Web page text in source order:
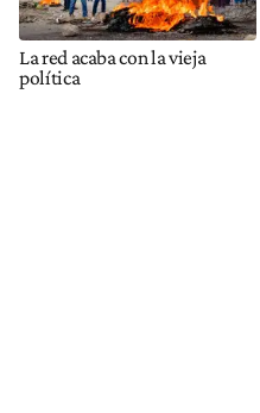
La red acaba con la vieja
política